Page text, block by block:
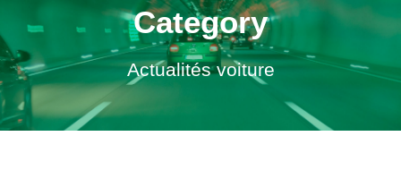
Category
Actualités voiture